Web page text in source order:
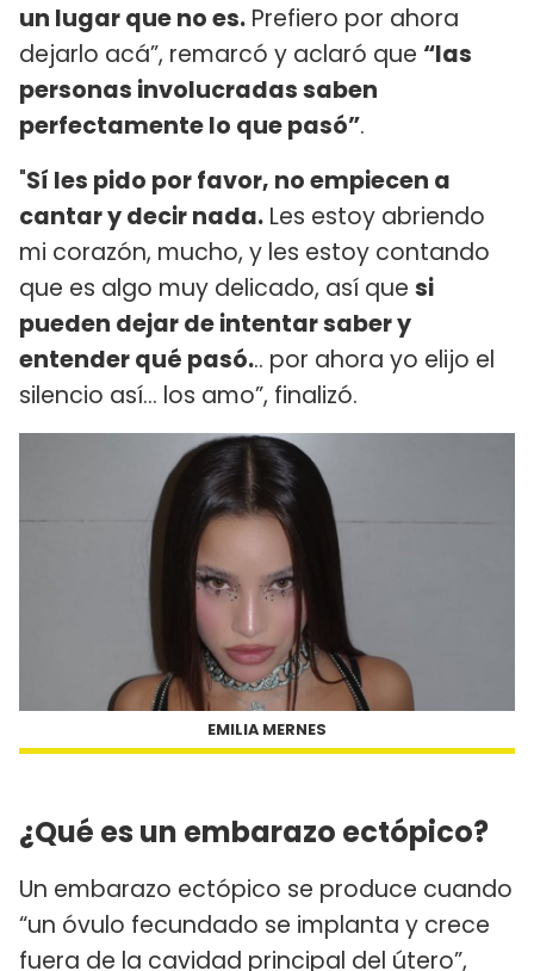
un lugar que no es. Prefiero por ahora
dejarlo acá”, remarcó y aclaró que “las
personas involucradas saben
perfectamente lo que pasó”.
"Sí les pido por favor, no empiecen a
cantar y decir nada. Les estoy abriendo
mi corazón, mucho, y les estoy contando
que es algo muy delicado, así que si
pueden dejar de intentar saber y
entender qué pasó... por ahora yo elijo el
silencio así... los amo”, finalizó.
EMILIA MERNES
¿Qué es un embarazo ectópico?
Un embarazo ectópico se produce cuando
“un óvulo fecundado se implanta y crece
fuera de la cavidad principal del útero”,